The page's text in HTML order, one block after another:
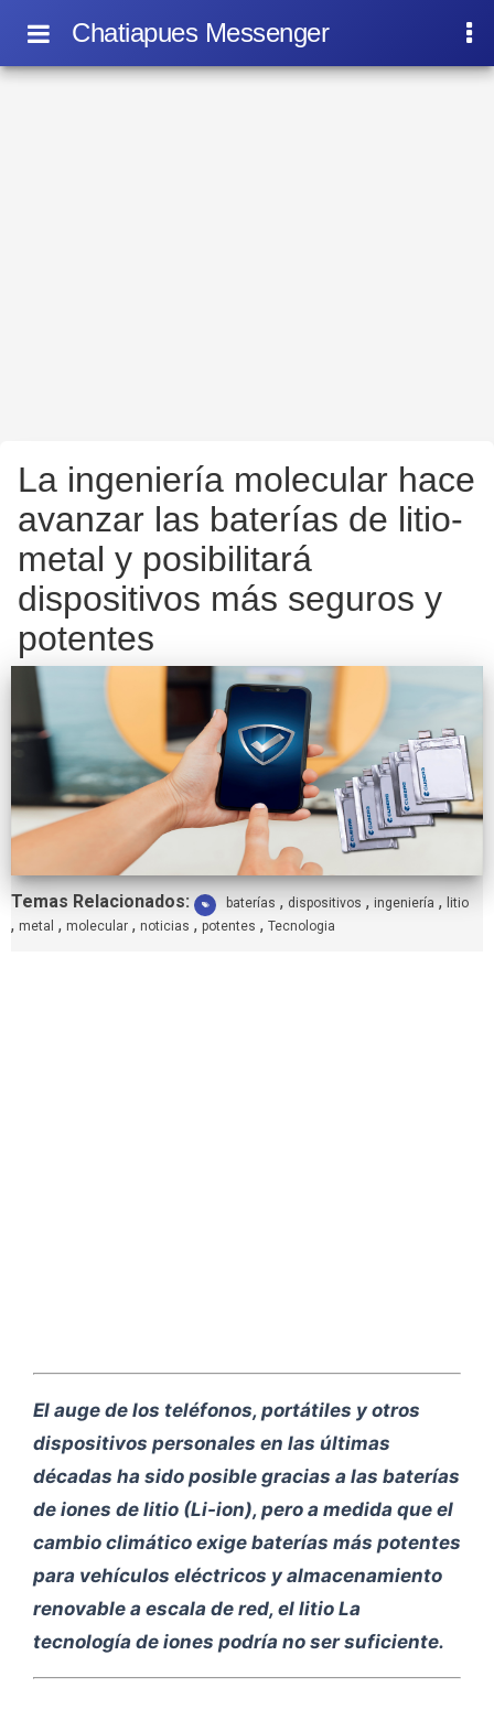
Chatiapues Messenger
La ingeniería molecular hace
avanzar las baterías de litio-
metal y posibilitará
dispositivos más seguros y
potentes
Temas Relacionados: Etiquetas:
baterías , dispositivos , ingeniería , litio
, metal , molecular , noticias , potentes , Tecnologia
El auge de los teléfonos, portátiles y otros
dispositivos personales en las últimas
décadas ha sido posible gracias a las baterías
de iones de litio (Li-ion), pero a medida que el
cambio climático exige baterías más potentes
para vehículos eléctricos y almacenamiento
renovable a escala de red, el litio La
tecnología de iones podría no ser suficiente.